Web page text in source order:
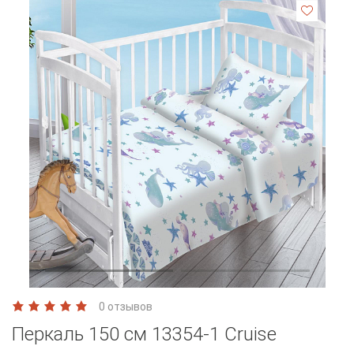
0 отзывов
Перкаль 150 см 13354-1 Cruise